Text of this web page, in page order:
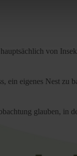
von
ein eigenes Nest zu
glauben, in